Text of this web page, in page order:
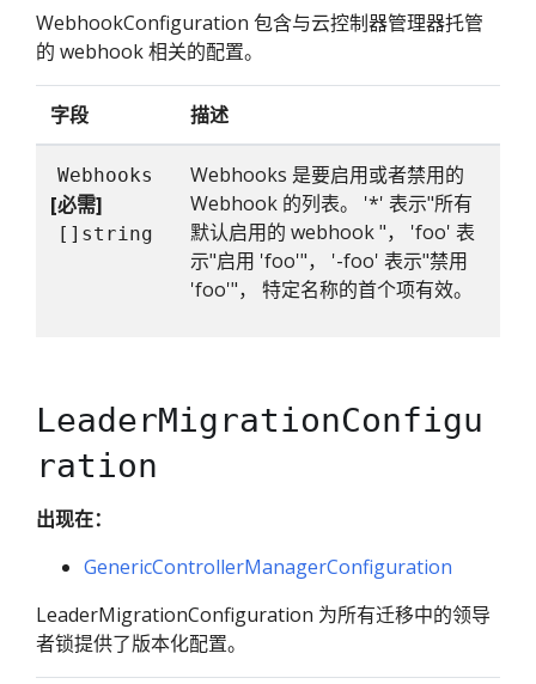
WebhookConfiguration 包含与云控制器管理器托管
的 webhook 相关的配置。
字段 描述
Webhooks
[必需]
[]string
Webhooks 是要启用或者禁用的
Webhook 的列表。 '*' 表示"所有
默认启用的 webhook "， 'foo' 表
示"启用 'foo'"， '-foo' 表示"禁用
'foo'"， 特定名称的首个项有效。
LeaderMigrationConfigu
ration
出现在：
GenericControllerManagerConfiguration
LeaderMigrationConfiguration 为所有迁移中的领导
者锁提供了版本化配置。